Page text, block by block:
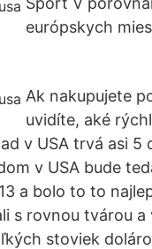
európskych
Ak nakupujete
uvidíte, aké
v USA trvá asi 5
v USA bude
a bolo to to
s rovnou tvárou
stoviek